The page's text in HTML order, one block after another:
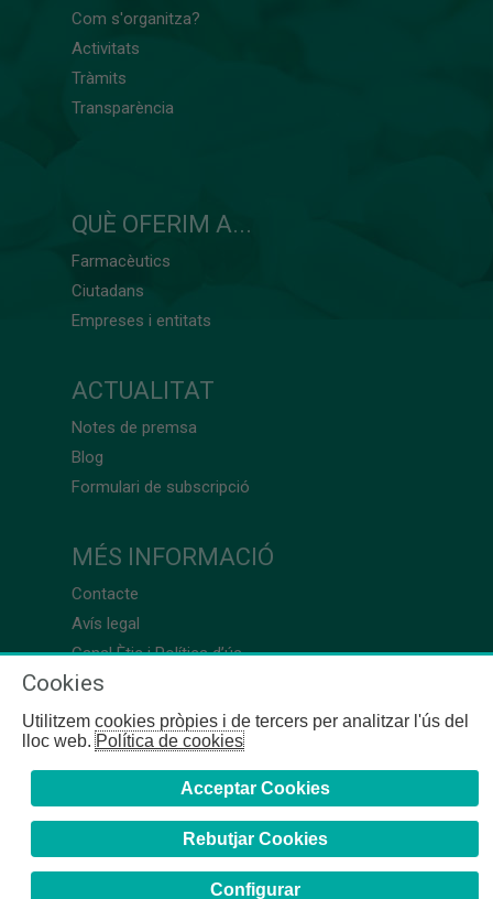
Com s'organitza?
Activitats
Tràmits
Transparència
QUÈ OFERIM A...
Farmacèutics
Ciutadans
Empreses i entitats
ACTUALITAT
Notes de premsa
Blog
Formulari de subscripció
MÉS INFORMACIÓ
Contacte
Avís legal
Canal Ètic i Política d’ús
Cookies
Utilitzem cookies pròpies i de tercers per analitzar l'ús del
lloc web.Política de cookies
Acceptar Cookies
Rebutjar Cookies
Configurar